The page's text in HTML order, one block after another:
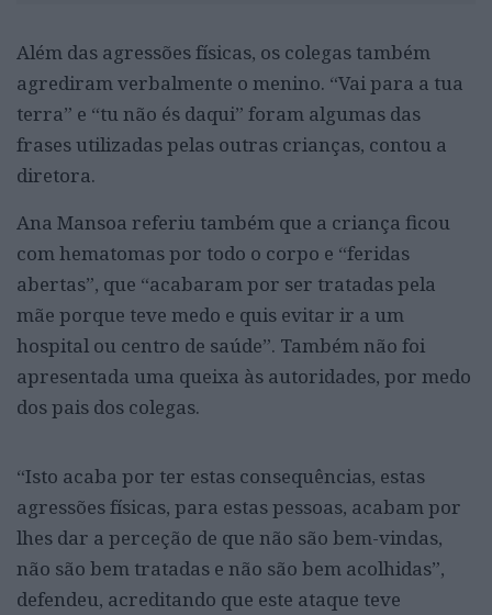
Além das agressões físicas, os colegas também
agrediram verbalmente o menino. “Vai para a tua
terra” e “tu não és daqui” foram algumas das
frases utilizadas pelas outras crianças, contou a
diretora.
Ana Mansoa referiu também que a criança ficou
com hematomas por todo o corpo e “feridas
abertas”, que “acabaram por ser tratadas pela
mãe porque teve medo e quis evitar ir a um
hospital ou centro de saúde”. Também não foi
apresentada uma queixa às autoridades, por medo
dos pais dos colegas.
“Isto acaba por ter estas consequências, estas
agressões físicas, para estas pessoas, acabam por
lhes dar a perceção de que não são bem-vindas,
não são bem tratadas e não são bem acolhidas”,
defendeu, acreditando que este ataque teve